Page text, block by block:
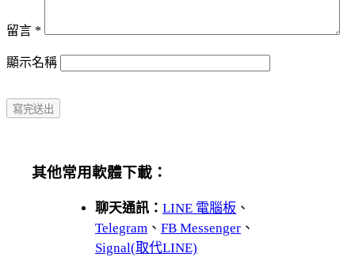
留言 *
顯示名稱
其他常用軟體下載：
聊天通訊： LINE 電腦板 、
Telegram 、 FB Messenger 、
Signal(取代LINE)